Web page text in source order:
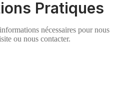
Pratiques
nécessaires pour nous
ou nous contacter.